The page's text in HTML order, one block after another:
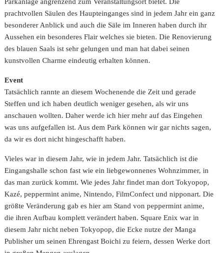
prachtvollen Säulen des Haupteinganges sind in jedem Jahr ein ganz
besonderer Anblick und auch die Säle im Inneren haben durch ihr
Aussehen ein besonderes Flair welches sie bieten. Die Renovierung
des blauen Saals ist sehr gelungen und man hat dabei seinen
kunstvollen Charme eindeutig erhalten können.
Event
Tatsächlich rannte an diesem Wochenende die Zeit und gerade
Steffen und ich haben deutlich weniger gesehen, als wir uns
anschauen wollten. Daher werde ich hier mehr auf das Eingehen
was uns aufgefallen ist. Aus dem Park können wir gar nichts sagen,
da wir es dort nicht hingeschafft haben.
Vieles war in diesem Jahr, wie in jedem Jahr. Tatsächlich ist die
Eingangshalle schon fast wie ein liebgewonnenes Wohnzimmer, in
das man zurück kommt. Wie jedes Jahr findet man dort Tokyopop,
Kazé, peppermint anime, Nintendo, FilmConfect und nipponart. Die
größte Veränderung gab es hier am Stand von peppermint anime,
die ihren Aufbau komplett verändert haben. Square Enix war in
diesem Jahr nicht neben Tokyopop, die Ecke nutze der Manga
Publisher um seinen Ehrengast Boichi zu feiern, dessen Werke dort